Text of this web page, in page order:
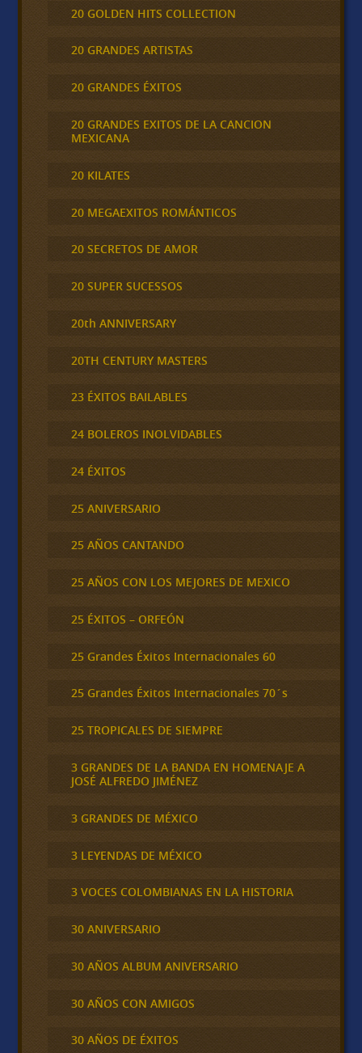
20 GOLDEN HITS COLLECTION
20 GRANDES ARTISTAS
20 GRANDES ÉXITOS
20 GRANDES EXITOS DE LA CANCION
MEXICANA
20 KILATES
20 MEGAEXITOS ROMÁNTICOS
20 SECRETOS DE AMOR
20 SUPER SUCESSOS
20th ANNIVERSARY
20TH CENTURY MASTERS
23 ÉXITOS BAILABLES
24 BOLEROS INOLVIDABLES
24 ÉXITOS
25 ANIVERSARIO
25 AÑOS CANTANDO
25 AÑOS CON LOS MEJORES DE MEXICO
25 ÉXITOS – ORFEÓN
25 Grandes Éxitos Internacionales 60
25 Grandes Éxitos Internacionales 70´s
25 TROPICALES DE SIEMPRE
3 GRANDES DE LA BANDA EN HOMENAJE A
JOSÉ ALFREDO JIMÉNEZ
3 GRANDES DE MÉXICO
3 LEYENDAS DE MÉXICO
3 VOCES COLOMBIANAS EN LA HISTORIA
30 ANIVERSARIO
30 AÑOS ALBUM ANIVERSARIO
30 AÑOS CON AMIGOS
30 AÑOS DE ÉXITOS